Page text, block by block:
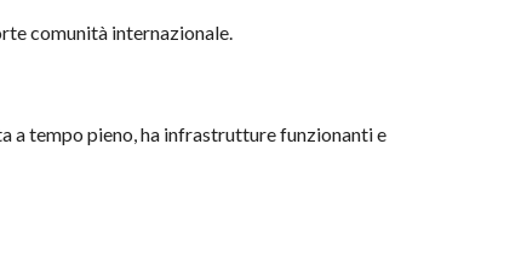
comunità internazionale.
a tempo pieno, ha infrastrutture funzionanti e